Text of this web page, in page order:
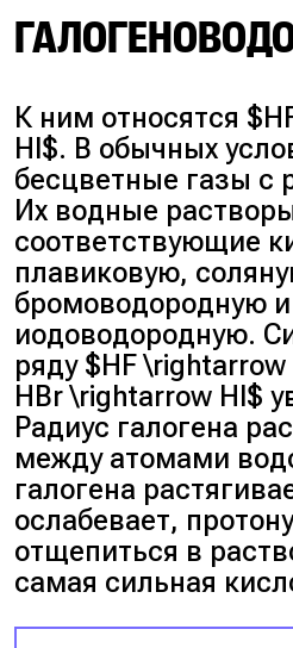
К ним относятся
HI$. В обычных
бесцветные газы с
Их водные
соответствующие
плавиковую,
бромоводородную и
иодоводородную.
ряду $HF
HBr \rightarrow HI$
Радиус галогена
между атомами
галогена
ослабевает,
отщепиться в
самая сильная